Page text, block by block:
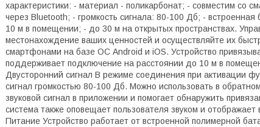
характеристики: - материал - поликарбонат; - совместим
через Bluetooth; - громкость сигнала: 80-100 Дб; -
10 м в помещении; - до 30 м на открытых пространствах.
местонахождение ваших ценностей и осуществляйте их
смартфонами на базе ОС Android и iOS. Устройство
поддерживает подключение на расстоянии до 10 м в
Двусторонний сигнал В режиме соединения при активации
сигнал громкостью 80-100 Дб. Можно использовать в
звуковой сигнал в приложении и помогает обнаружить
система также оповещает пользователя звуком и
Питание Устройство работает от встроенной полимерной